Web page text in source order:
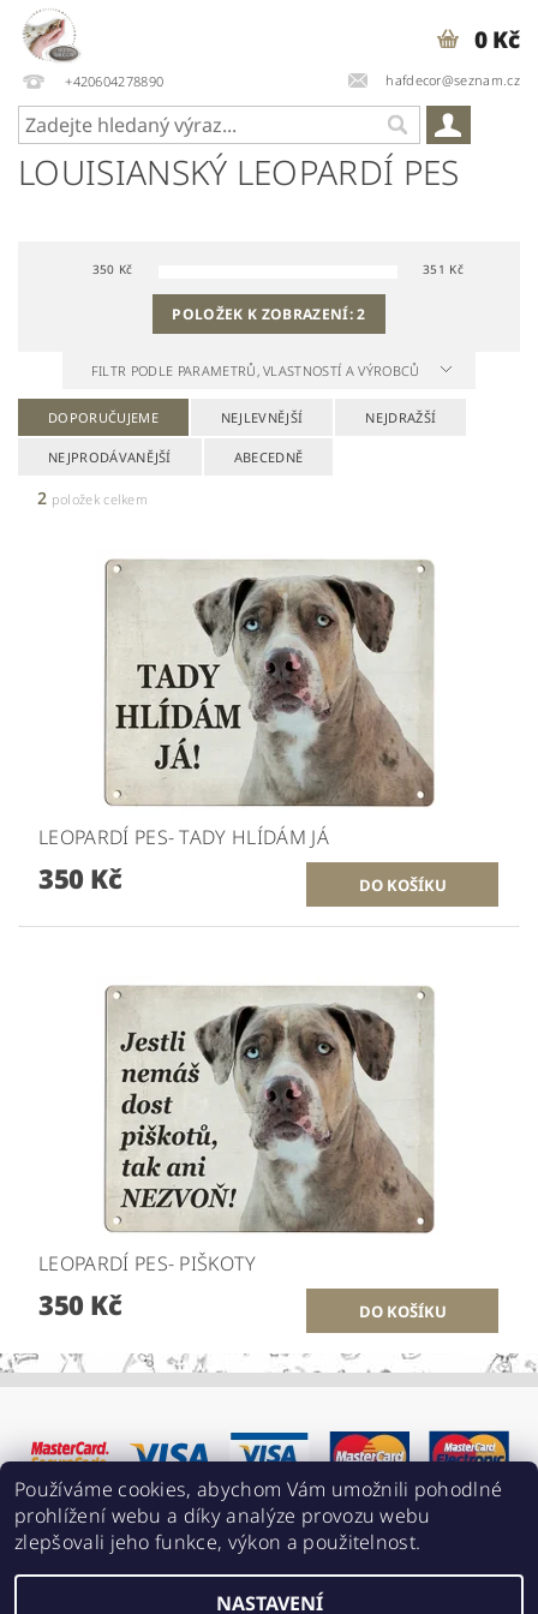
+420604278890 hafdecor@seznam.cz
0 Kč
LOUISIANSKÝ LEOPARDÍ PES
350 Kč 351 Kč
POLOŽEK K ZOBRAZENÍ:2
FILTR PODLE PARAMETRŮ, VLASTNOSTÍ A VÝROBCŮ
DOPORUČUJEME NEJLEVNĚJŠÍ NEJDRAŽŠÍ
NEJPRODÁVANĚJŠÍ ABECEDNĚ
2 položek celkem
LEOPARDÍ PES- TADY HLÍDÁM JÁ
350 Kč
LEOPARDÍ PES- PIŠKOTY
350 Kč
Používáme cookies, abychom Vám umožnili pohodlné
prohlížení webu a díky analýze provozu webu
zlepšovali jeho funkce, výkon a použitelnost.
NASTAVENÍ